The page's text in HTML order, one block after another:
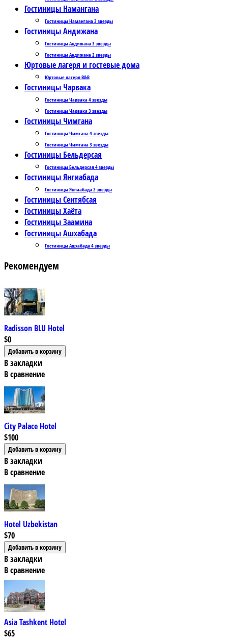
Гостиницы Намангана
Гостиницы Намангана 3 звезды
Гостиницы Андижана
Гостиницы Андижана 3 звезды
Гостиницы Андижана 2 звезды
Юртовые лагеря и гостевые дома
Юртовые лагеря B&B
Гостиницы Чарвака
Гостиницы Чарвака 4 звезды
Гостиницы Чарвака 3 звезды
Гостиницы Чимгана
Гостиницы Чимгана 4 звезды
Гостиницы Чимгана 3 звезды
Гостиницы Бельдерсая
Гостиницы Бельдерсая 4 звезды
Гостиницы Янгиабада
Гостиницы Янгиабада 2 звезды
Гостиницы Сентябсая
Гостиницы Хаёта
Гостиницы Заамина
Гостиницы Ашхабада
Гостиницы Ашхабада 4 звезды
Рекомендуем
Radisson BLU Hotel
$0
В закладки
В сравнение
City Palace Hotel
$100
В закладки
В сравнение
Hotel Uzbekistan
$70
В закладки
В сравнение
Asia Tashkent Hotel
$65